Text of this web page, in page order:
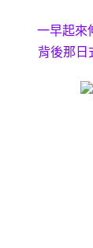
一早起來
背後那日